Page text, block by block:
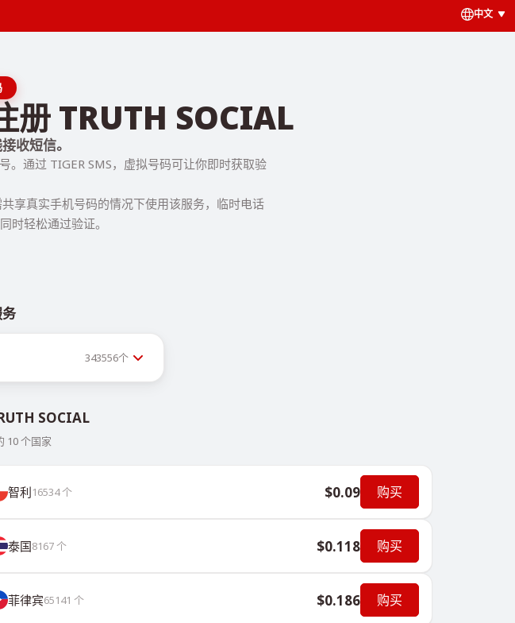
中文
册 TRUTH SOCIAL
收短信。
。通过 TIGER SMS，虚拟号码可让你即时获取验
享真实手机号码的情况下使用该服务，临时电话
时轻松通过验证。
343556个
SOCIAL
10 个国家
智利16534个 $0.09 购买
泰国8167个 $0.118 购买
菲律宾65141 个 $0.186 购买